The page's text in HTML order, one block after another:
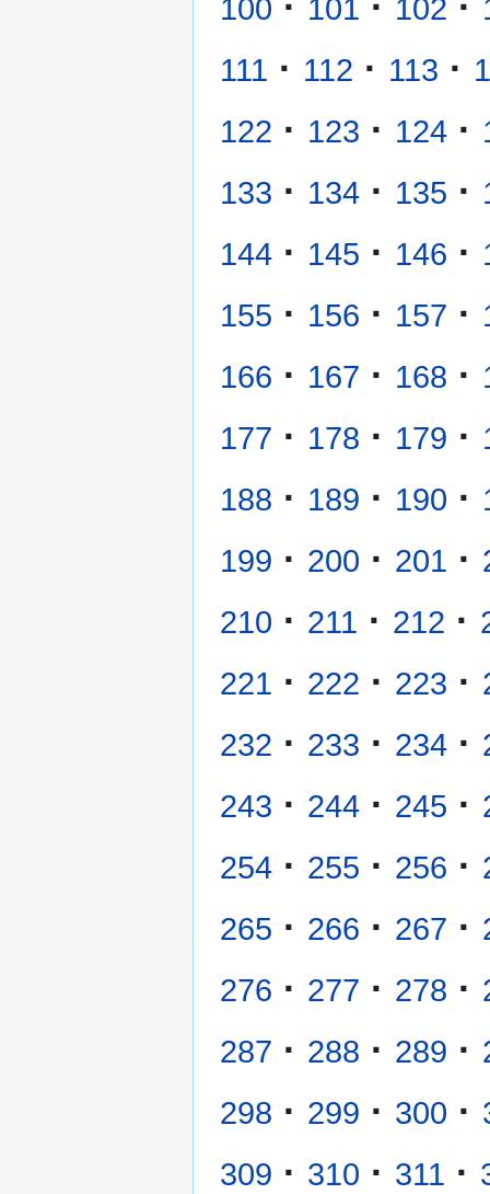
100 101 102
111 · 112 · 113 ·
122 · 123 · 124 ·
133 · 134 · 135 ·
144 · 145 · 146 ·
155 · 156 · 157 ·
166 · 167 · 168 ·
177 · 178 · 179 ·
188 · 189 · 190 ·
199 · 200 · 201 ·
210 · 211 · 212 ·
221 · 222 · 223 ·
232 · 233 · 234 ·
243 · 244 · 245 ·
254 · 255 · 256 ·
265 · 266 · 267 ·
276 · 277 · 278 ·
287 · 288 · 289 ·
298 · 299 · 300 ·
309 · 310 · 311 ·